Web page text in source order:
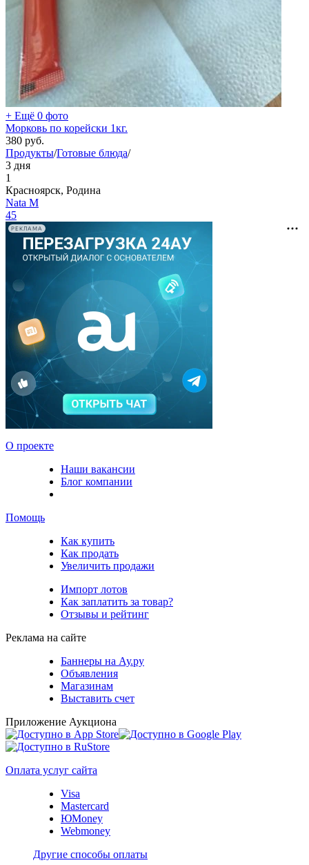
+ Ещё 0 фото
Морковь по корейски 1кг.
380 руб.
Продукты/Готовые блюда/
3 дня
1
Красноярск, Родина
Nata M
45
РЕКЛАМА
О проекте
Наши вакансии
Блог компании
Помощь
Как купить
Как продать
Увеличить продажи
Импорт лотов
Как заплатить за товар?
Отзывы и рейтинг
Реклама на сайте
Баннеры на Ау.ру
Объявления
Магазинам
Выставить счет
Приложение Аукциона
Оплата услуг сайта
Visa
Mastercard
ЮMoney
Webmoney
Другие способы оплаты